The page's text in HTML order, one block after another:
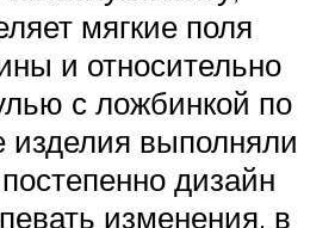
мягкие поля
и относительно
с ложбинкой по
изделия выполняли
дизайн
изменения, в